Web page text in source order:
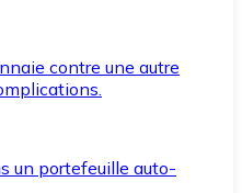
contre une autre
un portefeuille auto-